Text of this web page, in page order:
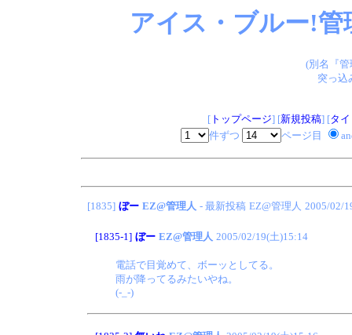
アイス・ブルー!
(別名『
突っ込
[トップページ] [新規投稿] [タ
件ずつ
ページ目
[1835] ぼー EZ@管理人 - 最新投稿 EZ@管理人 2005/02/
[1835-1] ぼー EZ@管理人 2005/02/19(土)15:14
電話で目覚めて、ボーッとしてる。
雨が降ってるみたいやね。
(-_-)